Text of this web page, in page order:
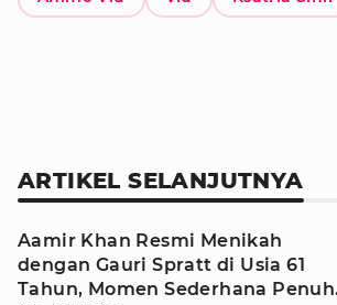
ARTIKEL SELANJUTNYA
Aamir Khan Resmi Menikah
dengan Gauri Spratt di Usia 61
Tahun, Momen Sederhana Penuh